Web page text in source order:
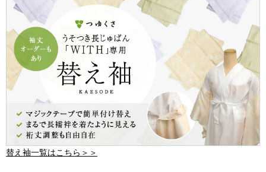
替え袖一覧はこちら＞＞